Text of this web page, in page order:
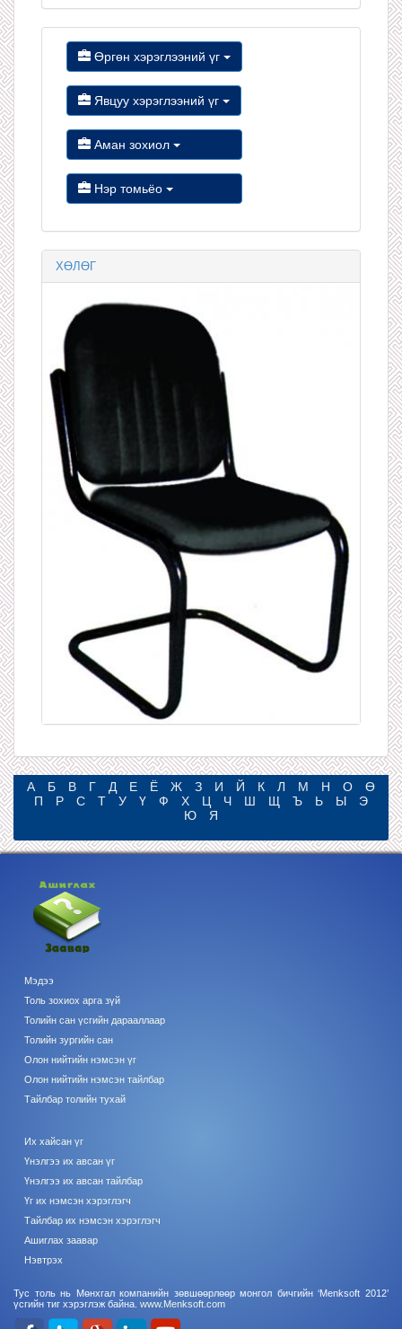
Өргөн хэрэглээний үг
Явцуу хэрэглээний үг
Аман зохиол
Нэр томьёо
ХӨЛӨГ
А Б В Г Д Е Ё Ж З И Й К Л М Н О
Ө
П
Р С Т У Ү Ф Х Ц Ч Ш Щ Ъ Ь Ы
Э
Ю
Я
Мэдээ
Толь зохиох арга зүй
Толийн сан үсгийн дарааллаар
Толийн зургийн сан
Олон нийтийн нэмсэн үг
Олон нийтийн нэмсэн тайлбар
Тайлбар толийн тухай
Их хайсан үг
Үнэлгээ их авсан үг
Үнэлгээ их авсан тайлбар
Үг их нэмсэн хэрэглэгч
Тайлбар их нэмсэн хэрэглэгч
Ашиглах заавар
Нэвтрэх
Тус толь нь Мөнхгал компанийн зөвшөөрлөөр монгол бичгийн ‘Menksoft 2012’
үсгийн тиг хэрэглэж байна. www.Menksoft.com